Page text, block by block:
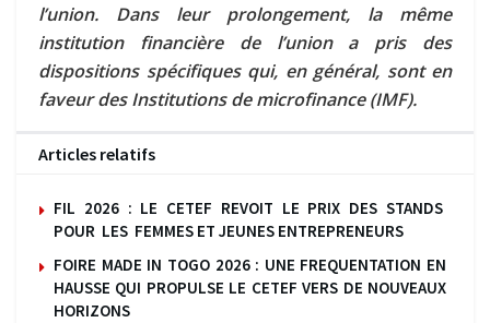
l’union. Dans leur prolongement, la même
institution financière de l’union a pris des
dispositions spécifiques qui, en général, sont en
faveur des Institutions de microfinance (IMF).
Articles relatifs
FIL 2026 : LE CETEF REVOIT LE PRIX DES STANDS
POUR LES FEMMES ET JEUNES ENTREPRENEURS
FOIRE MADE IN TOGO 2026 : UNE FREQUENTATION EN
HAUSSE QUI PROPULSE LE CETEF VERS DE NOUVEAUX
HORIZONS